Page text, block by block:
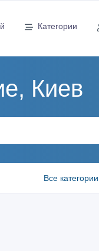
Категории
Киев
Все категории